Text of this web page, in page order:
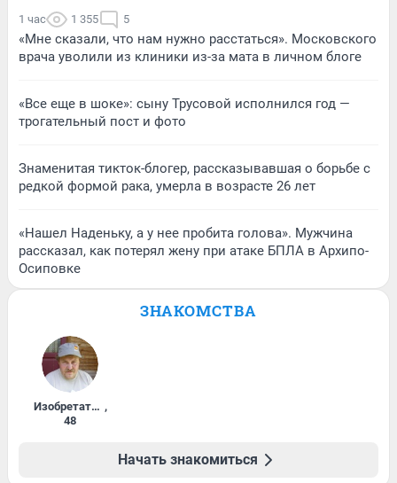
1 час 1 355 5
«Мне сказали, что нам нужно расстаться». Московского
врача уволили из клиники из-за мата в личном блоге
«Все еще в шоке»: сыну Трусовой исполнился год —
трогательный пост и фото
Знаменитая тикток-блогер, рассказывавшая о борьбе с
редкой формой рака, умерла в возрасте 26 лет
«Нашел Наденьку, а у нее пробита голова». Мужчина
рассказал, как потерял жену при атаке БПЛА в Архипо-
Осиповке
ЗНАКОМСТВА
Изобретатель ,
48
Начать знакомиться